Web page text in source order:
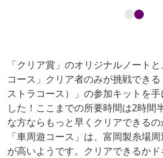
「クリア賞」のオリジナルノート
コース」クリア者のみが挑戦でき
ストラコース）」の参加キットを
した！ここまでの所要時間は2時間
な方ならもっと早くクリアできるの
「車周遊コース」は、富岡製糸場
が高いようです。クリアできるかド